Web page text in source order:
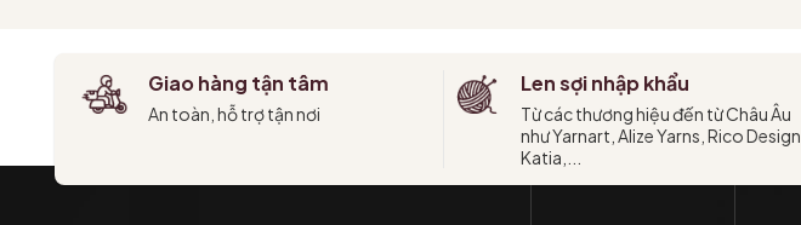
Giao hàng tận tâm
An toàn, hỗ trợ tận nơi
Len sợi nhập khẩu
Từ các thương hiệu đến từ Châu Âu
như Yarnart, Alize Yarns, Rico Design,
Katia,...